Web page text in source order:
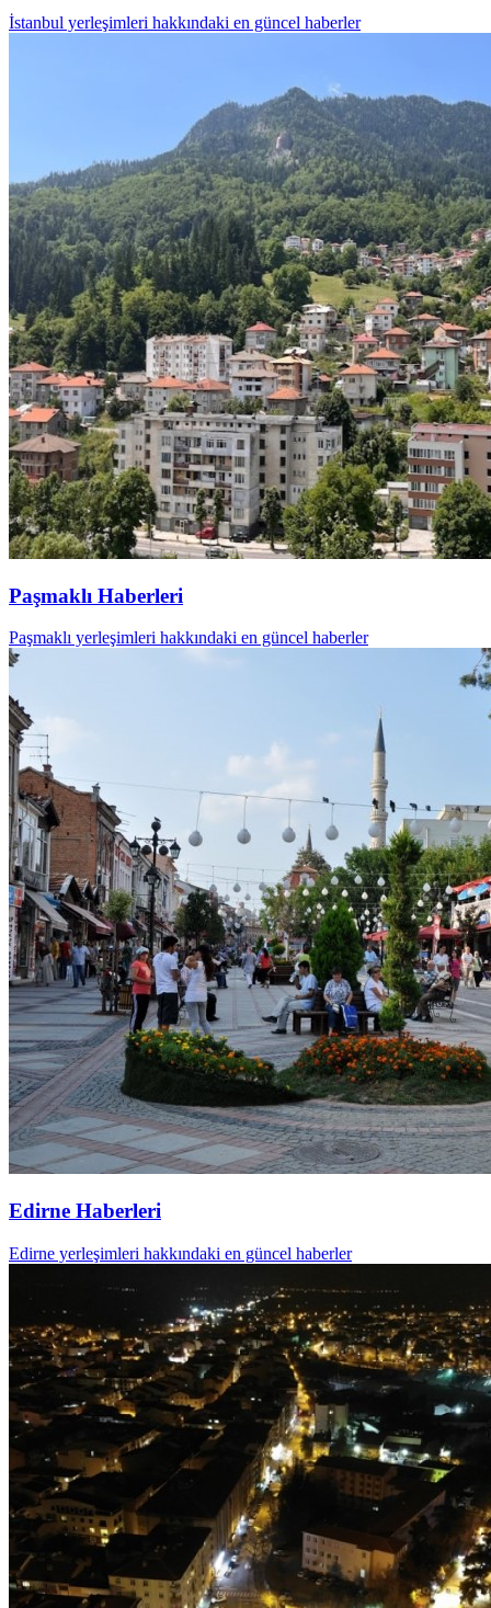
İstanbul yerleşimleri hakkındaki en güncel haberler
Paşmaklı Haberleri
Paşmaklı yerleşimleri hakkındaki en güncel haberler
Edirne Haberleri
Edirne yerleşimleri hakkındaki en güncel haberler